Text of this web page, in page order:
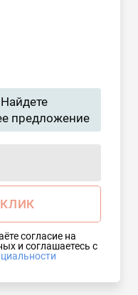
Найдете
предложение
согласие на